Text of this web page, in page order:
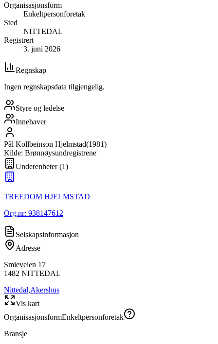
Organisasjonsform
Enkeltpersonforetak
Sted
NITTEDAL
Registrert
3. juni 2026
Regnskap
Ingen regnskapsdata tilgjengelig.
Styre og ledelse
Innehaver
Pål Kollbeinson Hjelmstad(1981)
Kilde: Brønnøysundregistrene
Underenheter(1)
TREEDOM HJELMSTAD
Org.nr: 938147612
Selskapsinformasjon
Adresse
Smieveien 17
1482 NITTEDAL
Nittedal,Akershus
Vis kart
OrganisasjonsformEnkeltpersonforetak
Bransje